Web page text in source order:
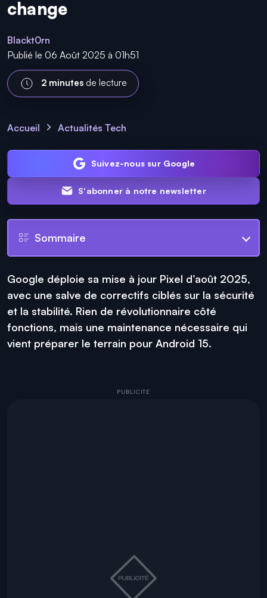
change
Blackt0rn
Publié le 06 Août 2025 à 01h51
2 minutesde lecture
Accueil Actualités Tech
Suivez-nous sur Google
S'abonner à notre newsletter
Sommaire
Google déploie sa mise à jour Pixel d’août 2025,
avec une salve de correctifs ciblés sur la sécurité
et la stabilité. Rien de révolutionnaire côté
fonctions, mais une maintenance nécessaire qui
vient préparer le terrain pour Android 15.